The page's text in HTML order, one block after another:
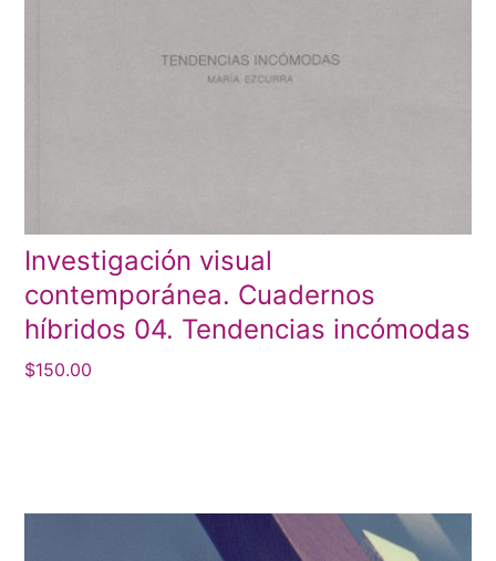
Investigación visual
contemporánea. Cuadernos
híbridos 04. Tendencias incómodas
$150.00